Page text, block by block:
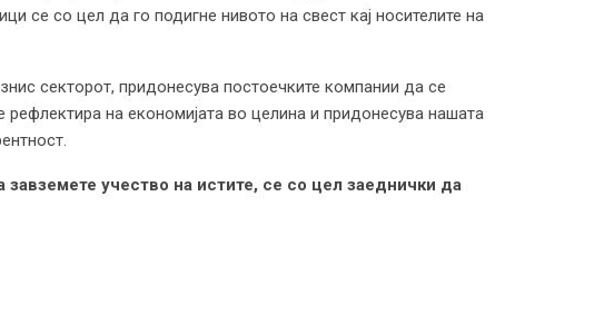
се со цел да го подигне нивото на свест кај носителите на
секторот, придонесува постоечките компании да се
на економијата во целина и придонесува нашата
учество на истите, се со цел заеднички да